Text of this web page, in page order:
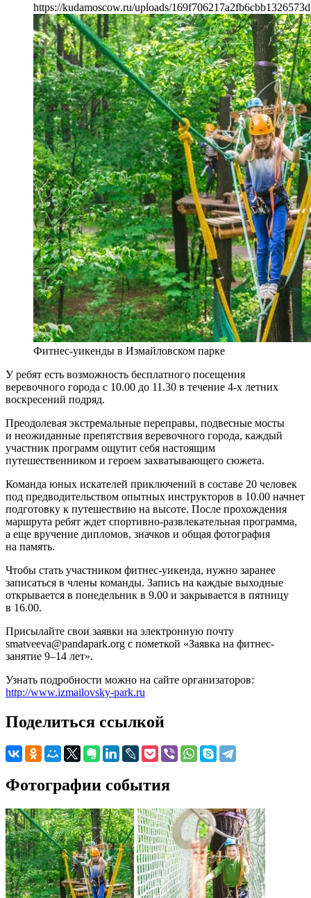
https://kudamoscow.ru/uploads/
Фитнес-уикенды в Измайловском парке
У ребят есть возможность бесплатного посещения
веревочного города с 10.00 до 11.30 в течение 4-х летних
воскресений подряд.
Преодолевая экстремальные переправы, подвесные мосты
и неожиданные препятствия веревочного города, каждый
участник программ ощутит себя настоящим
путешественником и героем захватывающего сюжета.
Команда юных искателей приключений в составе 20 человек
под предводительством опытных инструкторов в 10.00 начнет
подготовку к путешествию на высоте. После прохождения
маршрута ребят ждет спортивно-развлекательная программа,
а еще вручение дипломов, значков и общая фотография
на память.
Чтобы стать участником фитнес-уикенда, нужно заранее
записаться в члены команды. Запись на каждые выходные
открывается в понедельник в 9.00 и закрывается в пятницу
в 16.00.
Присылайте свои заявки на электронную почту
smatveeva@pandapark.org с пометкой «Заявка на фитнес-
занятие 9–14 лет».
Узнать подробности можно на сайте организаторов:
http://www.izmailovsky-park.ru
Поделиться ссылкой
Фотографии события